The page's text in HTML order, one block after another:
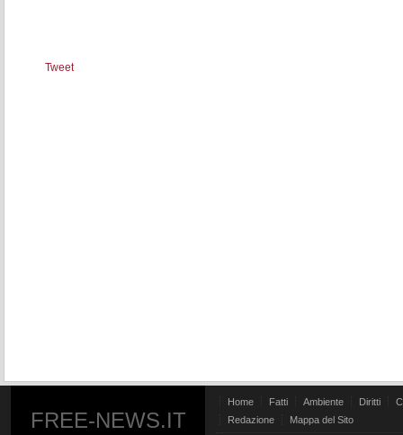
Tweet
FREE-NEWS.IT
Home Fatti Ambiente Diritti
Redazione
Mappa del Sito